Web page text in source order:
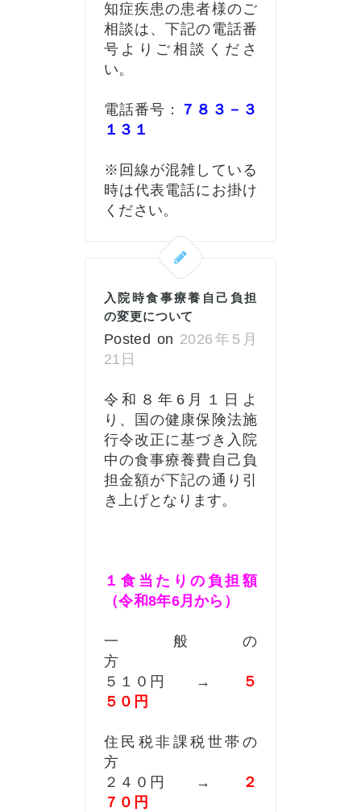
知症疾患の患者様のご
相談は、下記の電話番
号よりご相談くださ
い。
電話番号：
７８３－３
１３１
※回線が混雑している
時は代表電話にお掛け
ください。
入院時食事療養自己負担
の変更について
Posted on 2026年5月
21日
令和８年6月１日よ
り、国の健康保険法施
行令改正に基づき入院
中の食事療養費自己負
担金額が下記の通り引
き上げとなります。
１食当たりの負担額
（令和8年6月から）
一般の
５１０円 →
５
５０円
住民税非課税世帯の
２４０円 →
２
７０円